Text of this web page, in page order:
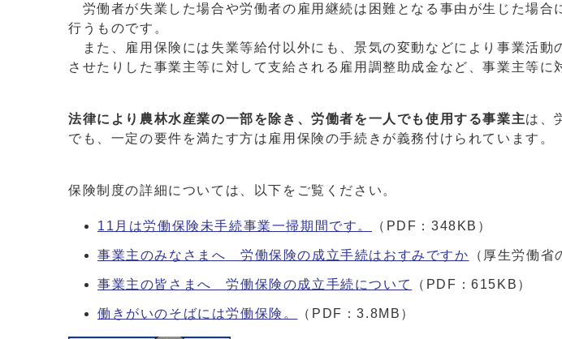
労働者が失業した場合や労働者の雇用継続は困難となる事由が生じた場
行うものです。
また、雇用保険には失業等給付以外にも、景気の変動などにより事業活
させたりした事業主等に対して支給される雇用調整助成金など、事業主等に
法律により農林水産業の一部を除き、労働者を一人でも使用する事業主は、
でも、一定の要件を満たす方は雇用保険の手続きが義務付けられています。
保険制度の詳細については、以下をご覧ください。
11月は労働保険未手続事業一掃期間です。 （PDF：348KB）
事業主のみなさまへ 労働保険の成立手続はおすみですか （厚生労働省
事業主の皆さまへ 労働保険の成立手続について （PDF：615KB）
働きがいのそばには労働保険。 （PDF：3.8MB）